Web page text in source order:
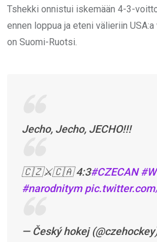
Tshekki onnistui iskemään 4-3-
ennen loppua ja eteni välieriin
on Suomi-Ruotsi.
Jecho, Jecho, JECHO!!!
🇨🇿⚔️🇨🇦 4:3#CZECAN
#narodnitym
— Český hokej